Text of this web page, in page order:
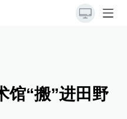
馆“搬”进田野